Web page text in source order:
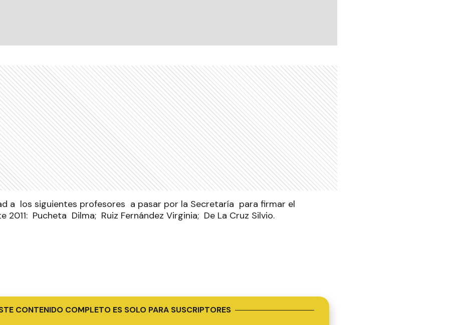
a los siguientes profesores a pasar por la Secretaría para firmar el
2011: Pucheta Dilma; Ruiz Fernández Virginia; De La Cruz Silvio.
CONTENIDO COMPLETO ES SOLO PARA SUSCRIPTORES